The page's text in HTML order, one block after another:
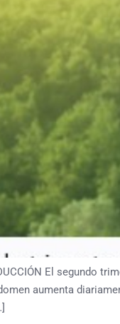
El segundo
aumenta